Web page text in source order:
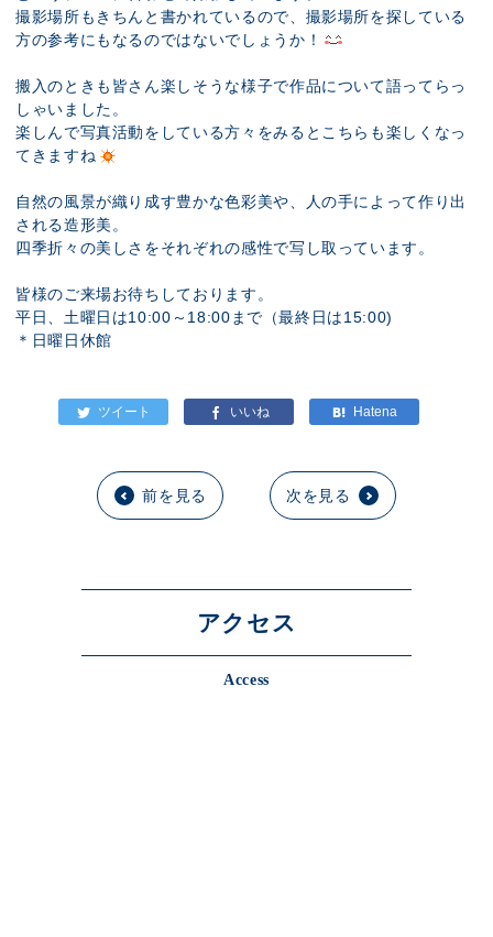
撮影場所もきちんと書かれているので、撮影場所を探している
方の参考にもなるのではないでしょうか！
搬入のときも皆さん楽しそうな様子で作品について語ってらっ
しゃいました。
楽しんで写真活動をしている方々をみるとこちらも楽しくなっ
てきますね
自然の風景が織り成す豊かな色彩美や、人の手によって作り出
される造形美。
四季折々の美しさをそれぞれの感性で写し取っています。
皆様のご来場お待ちしております。
平日、土曜日は10:00～18:00まで（最終日は15:00)
＊日曜日休館
前を見る 次を見る
アクセス
Access